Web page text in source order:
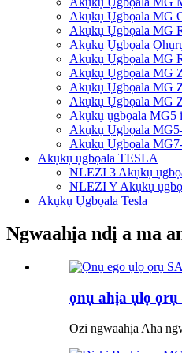
Akụkụ Ụgbọala MG
Akụkụ Ụgbọala MG
Akụkụ Ụgbọala
Akụkụ Ụgbọala MG
Akụkụ Ụgbọala MG
Akụkụ Ụgbọala MG
Akụkụ Ụgbọala MG
Akụkụ ụgbọala MG5
Akụkụ Ụgbọala
Akụkụ Ụgbọala
Akụkụ ụgbọala TESLA
NLEZI 3 Akụkụ
NLEZI Y Akụkụ
Akụkụ Ụgbọala Tesla
Ngwaahịa ndị a ma
ọnụ ahịa ụlọ
Ozi ngwaahịa Aha